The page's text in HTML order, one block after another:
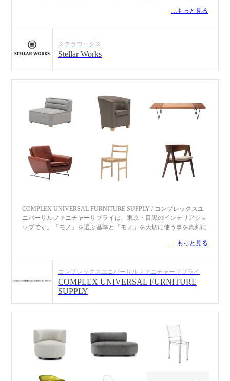
価値観を絆ぐ、それぞれの優れた伝統文化や技術を現代の光のもと
迎え、ニューヨークなどを拠点とするYabu Pushelberg（ヤブ・プシ
ェルバーグ）や日本のnendoといった世界トップクラスの建築家、
インテリアデザイナー、プロダクトデザイナーを起用。アジアの美
る日本の伝統的なフォルムやスタイルやモチーフを取り入れ、タイ
…もっと見る
ステラワークス
Stellar Works
COMPLEX UNIVERSAL FURNITURE SUPPLY / コンプレックスユ
ニバーサルファニチャーサプライは、東京・目黒のインテリアショ
ップです。「モノ」を選ぶ基準と「モノ」を大切に使う事を真剣に
ンテリア用品などを提供しています。レストラン、オフィス、ホテ
から満足できる空間作りを提案。オーダー家具やオリジナル家具の
ほか、APPARATUS（アパラタス）の照明、Subway Ceramicsのサブ
ウェイタイル、Architectural Pottery（アーキテクチュアル ポタリ
います。
…もっと見る
コンプレックスユニバーサルファニチャーサプライ
COMPLEX UNIVERSAL FURNITURE
SUPPLY